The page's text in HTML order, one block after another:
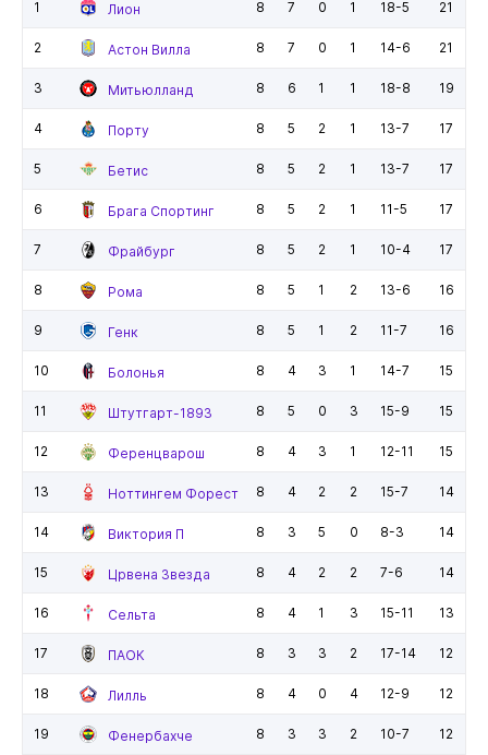
1 Лион 8 7 0 1 18-5 21
2 Астон Вилла 8 7 0 1 14-6 21
3 Митьюлланд 8 6 1 1 18-8 19
4 Порту 8 5 2 1 13-7 17
5 Бетис 8 5 2 1 13-7 17
6 Брага Спортинг 8 5 2 1 11-5 17
7 Фрайбург 8 5 2 1 10-4 17
8 Рома 8 5 1 2 13-6 16
9 Генк 8 5 1 2 11-7 16
10 Болонья 8 4 3 1 14-7 15
11 Штутгарт-1893 8 5 0 3 15-9 15
12 Ференцварош 8 4 3 1 12-11 15
13 Ноттингем Форест 8 4 2 2 15-7 14
14 Виктория П 8 3 5 0 8-3 14
15 Црвена Звезда 8 4 2 2 7-6 14
16 Сельта 8 4 1 3 15-11 13
17 ПАОК 8 3 3 2 17-14 12
18 Лилль 8 4 0 4 12-9 12
19 Фенербахче 8 3 3 2 10-7 12